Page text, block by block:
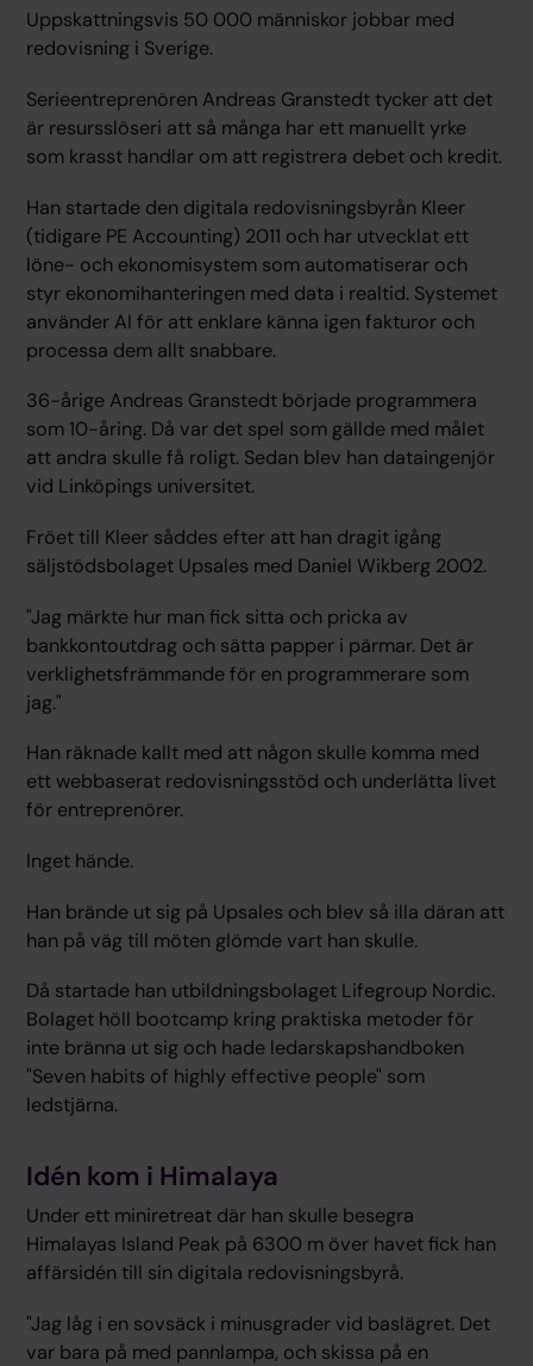
Uppskattningsvis 50 000 människor jobbar med
redovisning i Sverige.
Serieentreprenören Andreas Granstedt tycker att det
är resursslöseri att så många har ett manuellt yrke
som krasst handlar om att registrera debet och kredit.
Han startade den digitala redovisningsbyrån Kleer
(tidigare PE Accounting) 2011 och har utvecklat ett
löne- och ekonomisystem som automatiserar och
styr ekonomihanteringen med data i realtid. Systemet
använder AI för att enklare känna igen fakturor och
processa dem allt snabbare.
36-årige Andreas Granstedt började programmera
som 10-åring. Då var det spel som gällde med målet
att andra skulle få roligt. Sedan blev han dataingenjör
vid Linköpings universitet.
Fröet till Kleer såddes efter att han dragit igång
säljstödsbolaget Upsales med Daniel Wikberg 2002.
"Jag märkte hur man fick sitta och pricka av
bankkontoutdrag och sätta papper i pärmar. Det är
verklighetsfrämmande för en programmerare som
jag."
Han räknade kallt med att någon skulle komma med
ett webbaserat redovisningsstöd och underlätta livet
för entreprenörer.
Inget hände.
Han brände ut sig på Upsales och blev så illa däran att
han på väg till möten glömde vart han skulle.
Då startade han utbildningsbolaget Lifegroup Nordic.
Bolaget höll bootcamp kring praktiska metoder för
inte bränna ut sig och hade ledarskapshandboken
"Seven habits of highly effective people" som
ledstjärna.
Idén kom i Himalaya
Under ett miniretreat där han skulle besegra
Himalayas Island Peak på 6300 m över havet fick han
affärsidén till sin digitala redovisningsbyrå.
"Jag låg i en sovsäck i minusgrader vid baslägret. Det
var bara på med pannlampa, och skissa på en